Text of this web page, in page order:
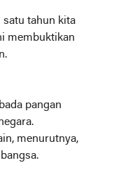
satu tahun kita
membuktikan
pangan
menurutnya,